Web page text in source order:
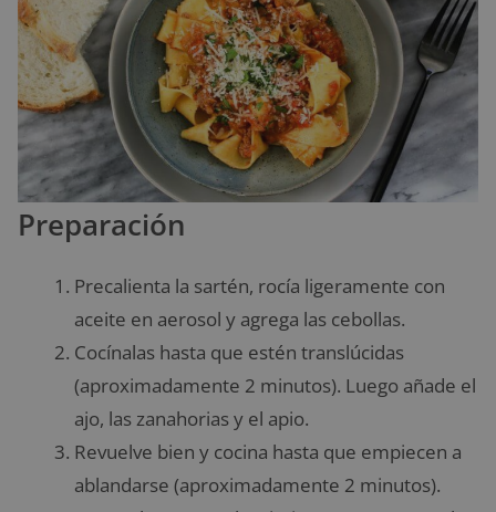
Preparación
Precalienta la sartén, rocía ligeramente con
aceite en aerosol y agrega las cebollas.
Cocínalas hasta que estén translúcidas
(aproximadamente 2 minutos). Luego añade el
ajo, las zanahorias y el apio.
Revuelve bien y cocina hasta que empiecen a
ablandarse (aproximadamente 2 minutos).